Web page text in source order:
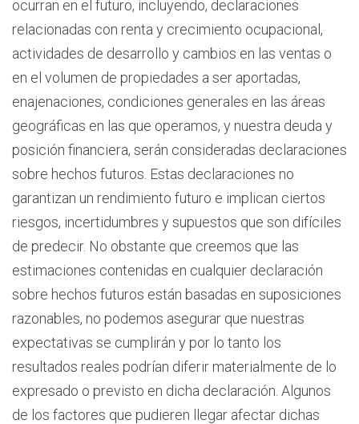
ocurran en el futuro, incluyendo, declaraciones
relacionadas con renta y crecimiento ocupacional,
actividades de desarrollo y cambios en las ventas o
en el volumen de propiedades a ser aportadas,
enajenaciones, condiciones generales en las áreas
geográficas en las que operamos, y nuestra deuda y
posición financiera, serán consideradas declaraciones
sobre hechos futuros. Estas declaraciones no
garantizan un rendimiento futuro e implican ciertos
riesgos, incertidumbres y supuestos que son difíciles
de predecir. No obstante que creemos que las
estimaciones contenidas en cualquier declaración
sobre hechos futuros están basadas en suposiciones
razonables, no podemos asegurar que nuestras
expectativas se cumplirán y por lo tanto los
resultados reales podrían diferir materialmente de lo
expresado o previsto en dicha declaración. Algunos
de los factores que pudieren llegar afectar dichas